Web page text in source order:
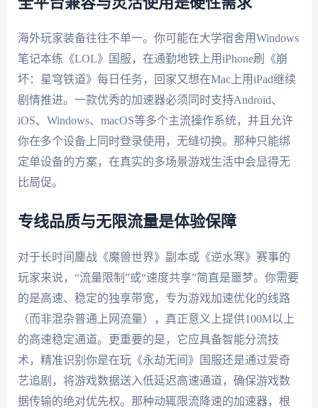
海外玩家装备往往不单一。你可能在大学宿舍用Windows
笔记本练《LOL》国服，在通勤地铁上用iPhone刷《崩
坏：星穹铁道》每日任务，回家又想在Mac上用iPad继续
剧情推进。一款优秀的加速器必须同时支持Android、
iOS、Windows、macOS等多个主流操作系统，并且允许
你在多个设备上同时登录使用，无缝切换。那种只能绑
定单设备的方案，在真实的多场景游戏生活中会显得无
比局促。
专线品质与无限流量是体验保障
对于长时间鏖战《魔兽世界》副本或《逆水寒》赛事的
玩家来说，“流量限制”或“速度共享”简直是噩梦。你需要
的是高速、稳定的独享带宽，专为游戏加速优化的线路
（而非混杂普通上网流量），真正意义上提供100M以上
的高速稳定通道。更重要的是，它应具备智能分流技
术，精准识别你是在玩《永劫无间》国服还是通过爱奇
艺追剧，将游戏数据送入低延迟高速通道，确保游戏数
据传输的绝对优先权。那种动辄限流降速的加速器，根